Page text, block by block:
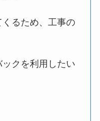
るため、工事の
クを利用したい